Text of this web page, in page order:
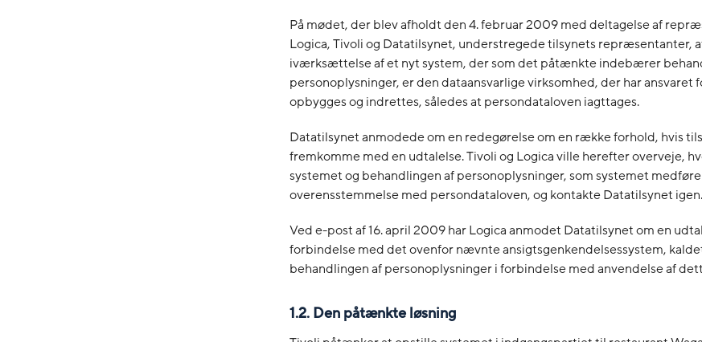
På mødet, der blev afholdt den 4. februar 2009 med deltagelse af
Logica, Tivoli og Datatilsynet, understregede tilsynets repræsentanter,
iværksættelse af et nyt system, der som det påtænkte indebærer
personoplysninger, er den dataansvarlige virksomhed, der har ansvaret
opbygges og indrettes, således at persondataloven iagttages.
Datatilsynet anmodede om en redegørelse om en række forhold, hvis
fremkomme med en udtalelse. Tivoli og Logica ville herefter overveje,
systemet og behandlingen af personoplysninger, som systemet
overensstemmelse med persondataloven, og kontakte Datatilsynet igen.
Ved e-post af 16. april 2009 har Logica anmodet Datatilsynet om en
forbindelse med det ovenfor nævnte ansigtsgenkendelsessystem,
behandlingen af personoplysninger i forbindelse med anvendelse af
1.2. Den påtænkte løsning